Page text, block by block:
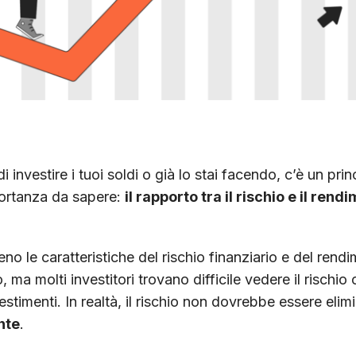
investire i tuoi soldi o già lo stai facendo, c’è un
da sapere: il rapporto tra il rischio e il
le caratteristiche del rischio finanziario e del
ma molti investitori trovano difficile vedere il rischio
In realtà, il rischio non dovrebbe essere
.